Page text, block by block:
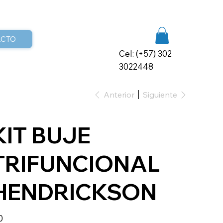
Cel: (+57) 302
3022448
Anterior Siguiente
BUJE